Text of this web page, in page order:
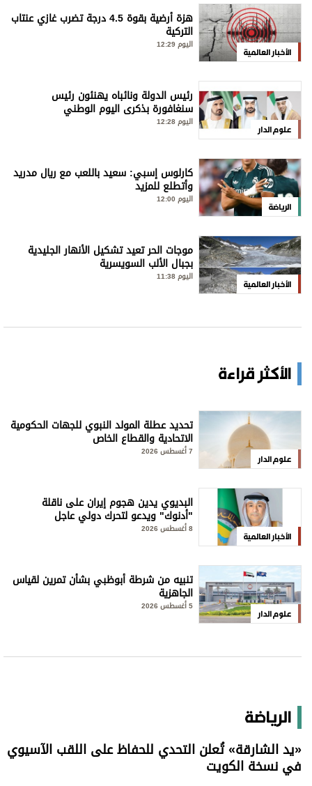
الأخبار العالمية
هزة أرضية بقوة 4.5 درجة تضرب غازي عنتاب
التركية
اليوم 12:29
علوم الدار
رئيس الدولة ونائباه يهنئون رئيس
سنغافورة بذكرى اليوم الوطني
اليوم 12:28
الرياضة
كارلوس إسبي: سعيد باللعب مع ريال مدريد
وأتطلع للمزيد
اليوم 12:00
الأخبار العالمية
موجات الحر تعيد تشكيل الأنهار الجليدية
بجبال الألب السويسرية
اليوم 11:38
الأكثر قراءة
علوم الدار
تحديد عطلة المولد النبوي للجهات الحكومية
الاتحادية والقطاع الخاص
الأخبار العالمية
البديوي يدين هجوم إيران على ناقلة
"أدنوك" ويدعو لتحرك دولي عاجل
8 أغسطس 2026
علوم الدار
تنبيه من شرطة أبوظبي بشأن تمرين لقياس
الجاهزية
5 أغسطس 2026
الرياضة
«يد الشارقة» تُعلن التحدي للحفاظ على اللقب الآسيوي
في نسخة الكويت